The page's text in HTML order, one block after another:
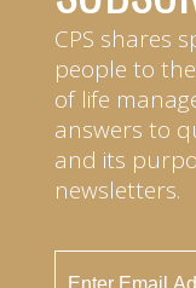
CPS shares
people to
of life
answers to
and its
newsletters.